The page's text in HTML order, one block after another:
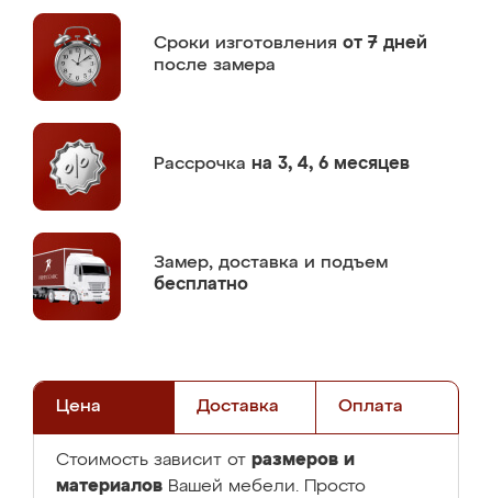
Сроки изготовления от 7 дней
после замера
Рассрочка на 3, 4, 6 месяцев
Замер, доставка и подъем
бесплатно
Цена Доставка Оплата
Стоимость зависит от размеров и
материалов Вашей мебели. Просто